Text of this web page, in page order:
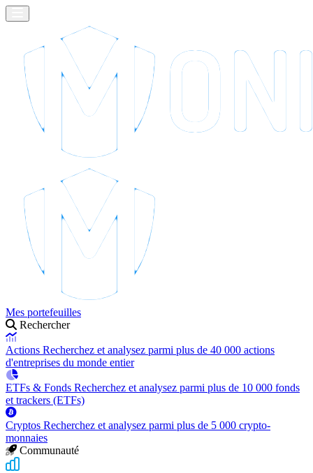
Mes portefeuilles
Rechercher
Actions Recherchez et analysez parmi plus de 40 000 actions
d'entreprises du monde entier
ETFs & Fonds Recherchez et analysez parmi plus de 10 000 fonds
et trackers (ETFs)
Cryptos Recherchez et analysez parmi plus de 5 000 crypto-
monnaies
Communauté